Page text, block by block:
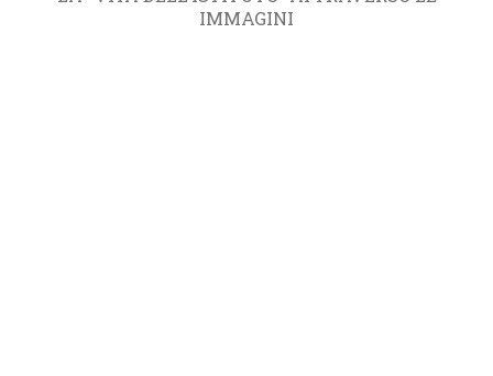
IMMAGINI